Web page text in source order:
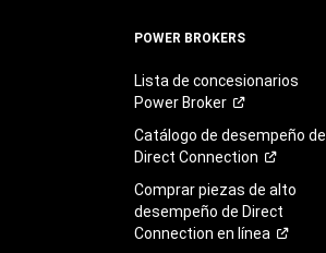
POWER BROKERS
Lista de concesionarios
Power Broker
Catálogo de desempeño de
Direct Connection
Comprar piezas de alto
desempeño de Direct
Connection en línea